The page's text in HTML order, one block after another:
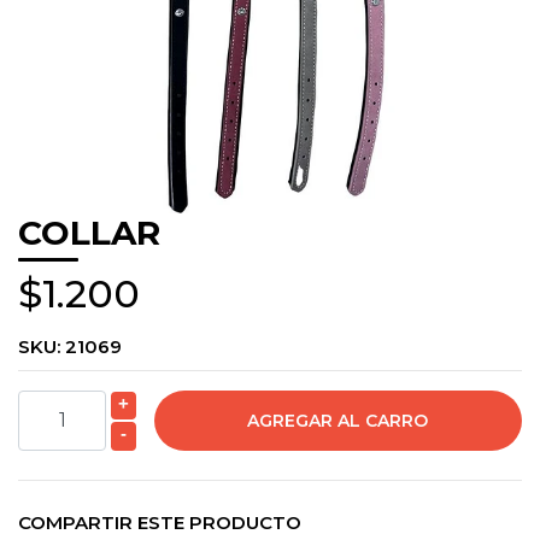
COLLAR
$1.200
SKU: 21069
+
-
COMPARTIR ESTE PRODUCTO